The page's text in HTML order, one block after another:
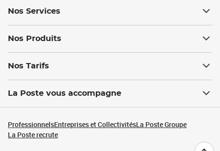
Nos Services
Nos Produits
Nos Tarifs
La Poste vous accompagne
ProfessionnelsEntreprises et CollectivitésLa Poste Groupe
La Poste recrute